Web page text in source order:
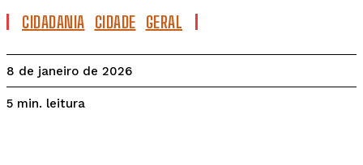
CIDADANIA CIDADE GERAL
8 de janeiro de 2026
5 min. leitura